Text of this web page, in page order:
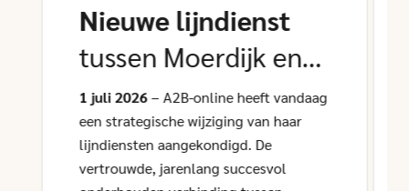
Nieuwe lijndienst
tussen Moerdijk en
Tilbury
1 juli 2026– A2B-online heeft vandaag
een strategische wijziging van haar
lijndiensten aangekondigd. De
vertrouwde, jarenlang succesvol